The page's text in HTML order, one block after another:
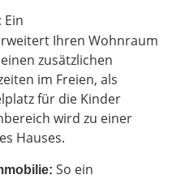
Ein
Ihren Wohnraum
zusätzlichen
im Freien, als
für die Kinder
wird zu einer
Hauses.
So ein